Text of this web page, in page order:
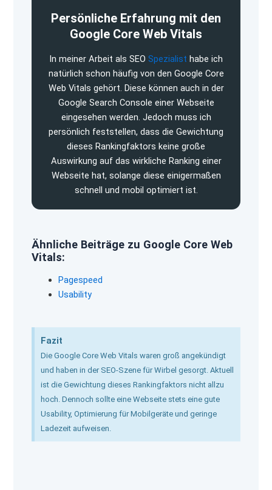
Persönliche Erfahrung mit den
Google Core Web Vitals
In meiner Arbeit als SEO Spezialist habe ich
natürlich schon häufig von den Google Core
Web Vitals gehört. Diese können auch in der
Google Search Console einer Webseite
eingesehen werden. Jedoch muss ich
persönlich feststellen, dass die Gewichtung
dieses Rankingfaktors keine große
Auswirkung auf das wirkliche Ranking einer
Webseite hat, solange diese einigermaßen
schnell und mobil optimiert ist.
Ähnliche Beiträge zu Google Core Web
Vitals:
Pagespeed
Usability
Fazit
Die Google Core Web Vitals waren groß angekündigt
und haben in der SEO-Szene für Wirbel gesorgt. Aktuell
ist die Gewichtung dieses Rankingfaktors nicht allzu
hoch. Dennoch sollte eine Webseite stets eine gute
Usability, Optimierung für Mobilgeräte und geringe
Ladezeit aufweisen.